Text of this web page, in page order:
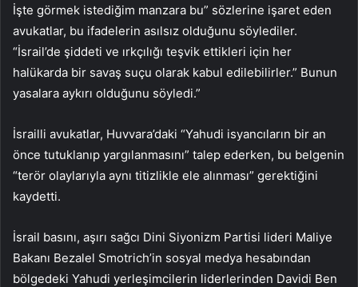
İşte görmek istediğim manzara bu” sözlerine işaret eden
avukatlar, bu ifadelerin asılsız olduğunu söylediler.
“İsrail’de şiddeti ve ırkçılığı teşvik ettikleri için her
halükarda bir savaş suçu olarak kabul edilebilirler.” Bunun
yasalara aykırı olduğunu söyledi.”
İsrailli avukatlar, Huvvara’daki “Yahudi isyancıların bir an
önce tutuklanıp yargılanmasını” talep ederken, bu belgenin
“terör olaylarıyla aynı titizlikle ele alınması” gerektiğini
kaydetti.
İsrail basını, aşırı sağcı Dini Siyonizm Partisi lideri Maliye
Bakanı Bezalel Smotrich’in sosyal medya hesabından
bölgedeki Yahudi yerleşimcilerin liderlerinden Davidi Ben